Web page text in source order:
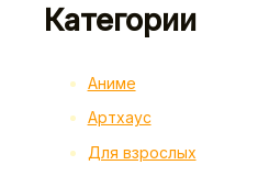
Категории
Аниме
Артхаус
Для взрослых